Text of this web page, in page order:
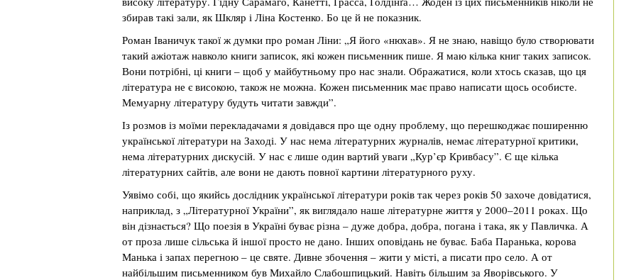
збирав такі зали, як Шкляр і Ліна Костенко. Бо це й не показник.
Роман Іваничук такої ж думки про роман Ліни: „Я його «нюхав». Я не знаю, навіщо було створювати
такий ажіотаж навколо книги записок, які кожен письменник пише. Я маю кілька книг таких записок.
Вони потрібні, ці книги – щоб у майбутньому про нас знали. Ображатися, коли хтось сказав, що ця
література не є високою, також не можна. Кожен письменник має право написати щось особисте.
Мемуарну літературу будуть читати завжди”.
Із розмов із моїми перекладачами я довідався про ще одну проблему, що перешкоджає поширенню
української літератури на Заході. У нас нема літературних журналів, немає літературної критики,
нема літературних дискусій. У нас є лише один вартий уваги „Кур’єр Кривбасу”. Є ще кілька
літературних сайтів, але вони не дають повної картини літературного руху.
Уявімо собі, що якийсь дослідник української літератури років так через років 50 захоче довідатися,
наприклад, з „Літературної України”, як виглядало наше літературне життя у 2000–2011 роках. Що
він дізнається? Що поезія в Україні буває різна – дуже добра, добра, погана і така, як у Павличка. А
от проза лише сільська й іншої просто не дано. Інших оповідань не буває. Баба Паранька, корова
Манька і запах перегною – це святе. Дивне збочення – жити у місті, а писати про село. А от
найбільшим письменником був Михайло Слабошпицький. Навіть більшим за Яворівського. У